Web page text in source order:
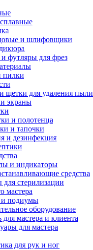
и шлифовщики
футляры для фрез
пилки
щетки для удаления пыли
экраны
и полотенца
и тапочки
и дезинфекция
и индикаторы
средства
для стерилизации
мастера
подиумы
оборудование
мастера и клиента
для мастера
для рук и ног